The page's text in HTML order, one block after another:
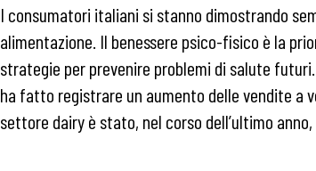
I consumatori italiani si stanno dimostrando
alimentazione. Il benessere psico-fisico è la
strategie per prevenire problemi di salute
ha fatto registrare un aumento delle vendite a
settore dairy è stato, nel corso dell’ultimo